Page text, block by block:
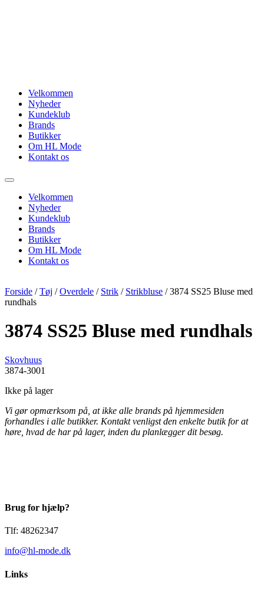
Velkommen
Nyheder
Kundeklub
Brands
Butikker
Om HL Mode
Kontakt os
Velkommen
Nyheder
Kundeklub
Brands
Butikker
Om HL Mode
Kontakt os
Forside /Tøj /Overdele / Strik / Strikbluse / 3874 SS25 Bluse med
rundhals
3874 SS25 Bluse med rundhals
Skovhuus
3874-3001
Ikke på lager
Vi gør opmærksom på, at ikke alle brands på hjemmesiden
forhandles i alle butikker. Kontakt venligst den enkelte butik for at
høre, hvad de har på lager, inden du planlægger dit besøg.
Brug for hjælp?
Tlf: 48262347
info@hl-mode.dk
Links